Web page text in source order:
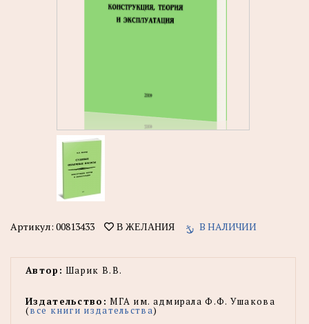
Артикул: 00813433 В ЖЕЛАНИЯ В НАЛИЧИИ
Автор: Шарик В.В.
Издательство: МГА им. адмирала Ф.Ф. Ушакова
(все книги издательства)